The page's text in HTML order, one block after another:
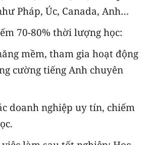
Pháp, Úc, Canada, Anh…
70-80% thời lượng học:
mềm, tham gia hoạt động
cường tiếng Anh chuyên
doanh nghiệp uy tín, chiếm